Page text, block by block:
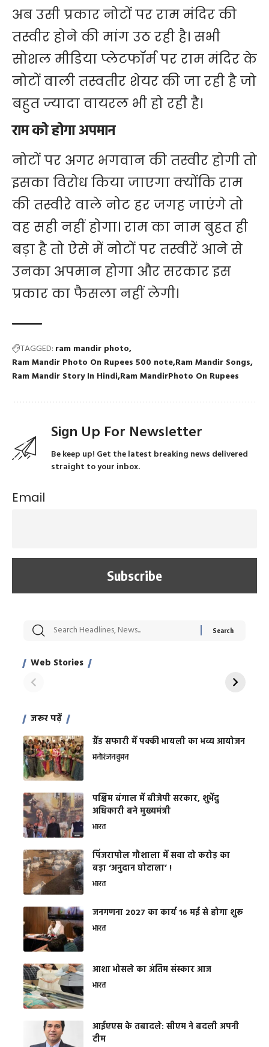
अब उसी प्रकार नोटों पर राम मंदिर की
तस्वीर होने की मांग उठ रही है। सभी
सोशल मीडिया प्लेटफॉर्म पर राम मंदिर के
नोटों वाली तस्वतीर शेयर की जा रही है जो
बहुत ज्यादा वायरल भी हो रही है।
राम को होगा अपमान
नोटों पर अगर भगवान की तस्वीर होगी तो
इसका विरोध किया जाएगा क्योंकि राम
की तस्वीरे वाले नोट हर जगह जाएंगे तो
वह सही नहीं होगा। राम का नाम बुहत ही
बड़ा है तो ऐसे में नोटों पर तस्वीरें आने से
उनका अपमान होगा और सरकार इस
प्रकार का फैसला नहीं लेगी।
TAGGED: ram mandir photo
Ram Mandir Photo On Rupees 500 note Ram Mandir Songs
Ram Mandir Story In Hindi Ram MandirPhoto On Rupees
Sign Up For Newsletter
Be keep up! Get the latest breaking news delivered
straight to your inbox.
Email
Web Stories
सट्टेबाजी में अरेस्ट हुए
साहिल खान
रोज एक कच्चे लहसुन
जरूर पढ़ें
ग्रैंड सफारी में पक्की भायली का भव्य आयोजन
मनोरंजनवुमन
पश्चिम बंगाल में बीजेपी सरकार, शुभेंदु
अधिकारी बने मुख्यमंत्री
भारत
​पिंजरापोल गौशाला में सवा दो करोड़ का
बड़ा ‘अनुदान घोटाला’ !
भारत
जनगणना 2027 का कार्य 16 मई से होगा शुरू
भारत
आशा भोसले का अंतिम संस्कार आज
भारत
आईएएस के तबादले: सीएम ने बदली अपनी
टीम